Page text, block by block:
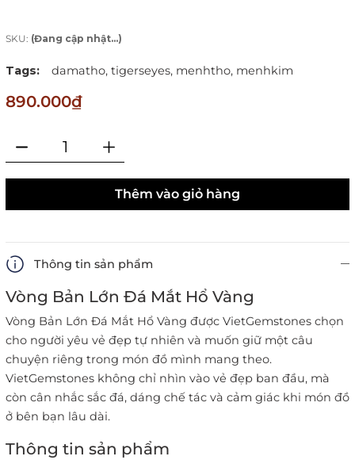
SKU: (Đang cập nhật...)
Tags: damatho, tigerseyes, menhtho, menhkim
890.000₫
Thêm vào giỏ hàng
Thông tin sản phẩm
Vòng Bản Lớn Đá Mắt Hổ Vàng
Vòng Bản Lớn Đá Mắt Hổ Vàng được VietGemstones chọn
cho người yêu vẻ đẹp tự nhiên và muốn giữ một câu
chuyện riêng trong món đồ mình mang theo.
VietGemstones không chỉ nhìn vào vẻ đẹp ban đầu, mà
còn cân nhắc sắc đá, dáng chế tác và cảm giác khi món đồ
ở bên bạn lâu dài.
Thông tin sản phẩm